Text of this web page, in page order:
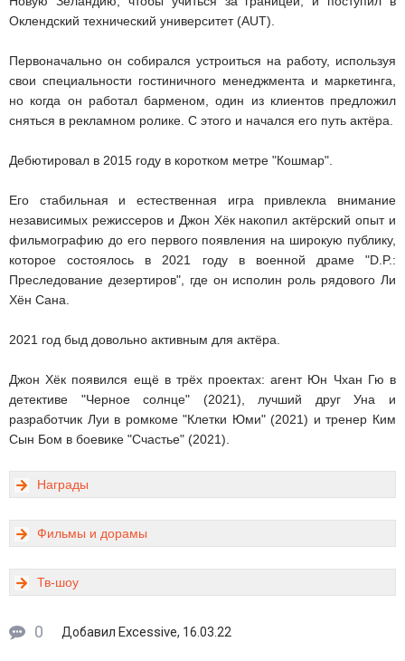
Оклендский технический университет (AUT).
Первоначально он собирался устроиться на работу, используя
свои специальности гостиничного менеджмента и маркетинга,
но когда он работал барменом, один из клиентов предложил
сняться в рекламном ролике. С этого и начался его путь актёра.
Дебютировал в 2015 году в коротком метре "Кошмар".
Его стабильная и естественная игра привлекла внимание
независимых режиссеров и Джон Хёк накопил актёрский опыт и
фильмографию до его первого появления на широкую публику,
которое состоялось в 2021 году в военной драме "D.P.:
Преследование дезертиров", где он исполин роль рядового Ли
Хён Сана.
2021 год быд довольно активным для актёра.
Джон Хёк появился ещё в трёх проектах: агент Юн Чхан Гю в
детективе "Черное солнце" (2021), лучший друг Уна и
разработчик Луи в ромкоме "Клетки Юми" (2021) и тренер Ким
Сын Бом в боевике "Счастье" (2021).
Награды
Фильмы и дорамы
Тв-шоу
0 Добавил Excessive, 16.03.22